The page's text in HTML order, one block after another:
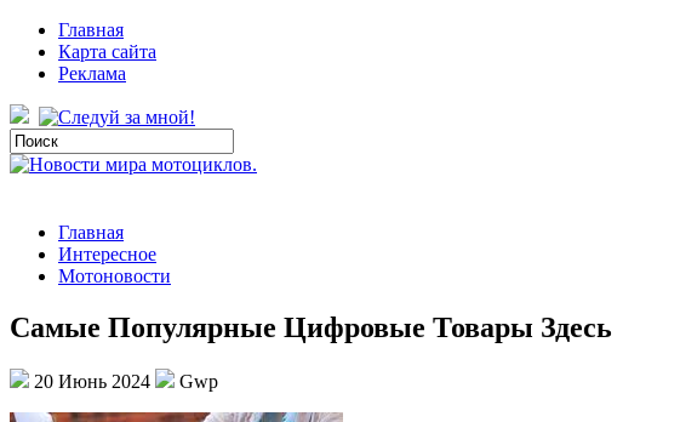
Главная
Карта сайта
Реклама
Главная
Интересное
Мотоновости
Самые Популярные Цифровые Товары Здесь
20 Июнь 2024 Gwp